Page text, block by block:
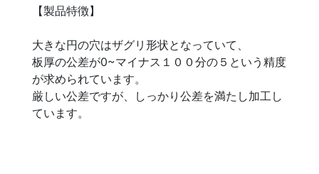
【製品特徴】
大きな円の穴はザグリ形状となっていて、
板厚の公差が0~マイナス１００分の５という精度
が求められています。
厳しい公差ですが、しっかり公差を満たし加工し
ています。